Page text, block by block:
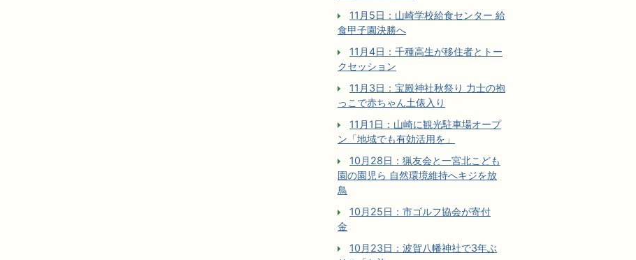
11月5日：山崎学校給食センター 給
食甲子園決勝へ
11月4日：千種高生が移住者とトー
クセッション
11月3日：宝殿神社秋祭り 力士の抱
っこで赤ちゃん土俵入り
11月1日：山崎に観光駐車場オープ
ン「地域でも有効活用を」
10月28日：猟友会と一宮北こども
園の園児ら 自然環境維持へキジを放
鳥
10月25日：市ゴルフ協会が寄付
金
10月23日：波賀八幡神社で3年ぶ